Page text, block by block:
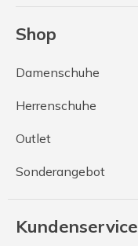
Shop
Damenschuhe
Herrenschuhe
Outlet
Sonderangebot
Kundenservice